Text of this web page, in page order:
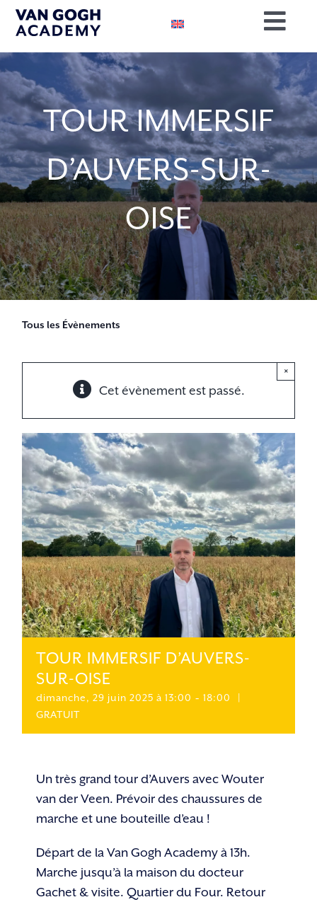
Passer
contenu
NOTRE
CONTACT
TOUR IMMERSIF
D’AUVERS-SUR-
OISE
Tous les Évènements
Cet évènement est passé.
×
TOUR IMMERSIF D’AUVERS-
SUR-OISE
dimanche, 29 juin 2025 à 13:00 -18:00
|
GRATUIT
Un très grand tour d’Auvers avec Wouter
van der Veen. Prévoir des chaussures de
marche et une bouteille d’eau !
Départ de la Van Gogh Academy à 13h.
Marche jusqu’à la maison du docteur
Gachet & visite. Quartier du Four. Retour